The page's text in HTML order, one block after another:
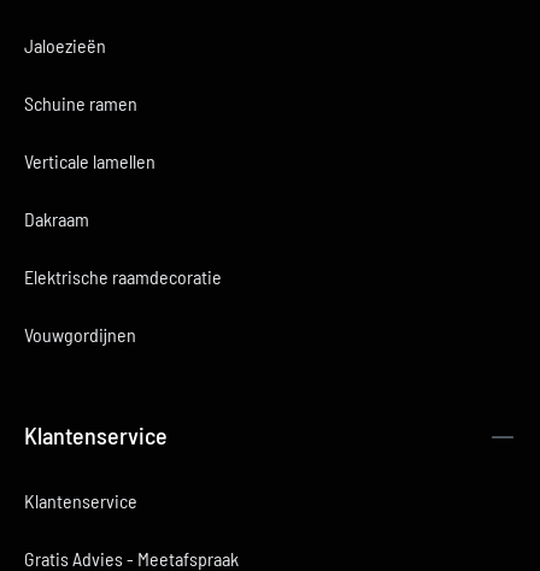
Jaloezieën
Schuine ramen
Verticale lamellen
Dakraam
Elektrische raamdecoratie
Vouwgordijnen
Klantenservice
Klantenservice
Gratis Advies - Meetafspraak